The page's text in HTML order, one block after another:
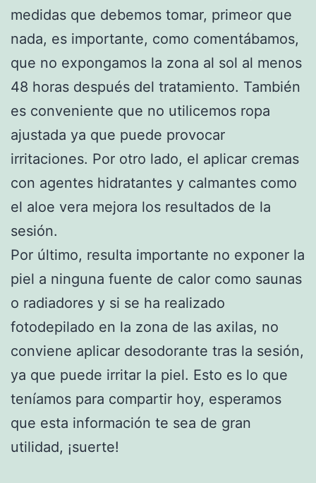
medidas que debemos tomar, primeor que
nada, es importante, como comentábamos,
que no expongamos la zona al sol al menos
48 horas después del tratamiento. También
es conveniente que no utilicemos ropa
ajustada ya que puede provocar
irritaciones. Por otro lado, el aplicar cremas
con agentes hidratantes y calmantes como
el aloe vera mejora los resultados de la
sesión.
Por último, resulta importante no exponer la
piel a ninguna fuente de calor como saunas
o radiadores y si se ha realizado
fotodepilado en la zona de las axilas, no
conviene aplicar desodorante tras la sesión,
ya que puede irritar la piel. Esto es lo que
teníamos para compartir hoy, esperamos
que esta información te sea de gran
utilidad, ¡suerte!